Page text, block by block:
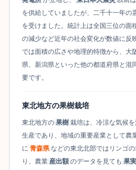
を供給していましたが、二千十一年の
を受けました。統計上は全国三位の面
の減少など近年の社会変化が数値に反
では面積の広さや地理的特徴から、大
県、新潟県といった他の都道府県と混
要です。
東北地方の果樹栽培
東北地方の 果樹 栽培は、冷涼な気候
生産であり、地域の重要産業として農
に 青森県 などの東北北部ではリンゴ
り、農業 産出額 のデータを見ても 果実